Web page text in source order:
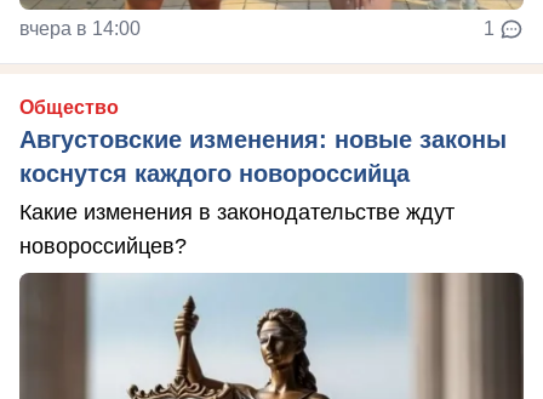
вчера в 14:00 1
Общество
Августовские изменения: новые законы
коснутся каждого новороссийца
Какие изменения в законодательстве ждут
новороссийцев?